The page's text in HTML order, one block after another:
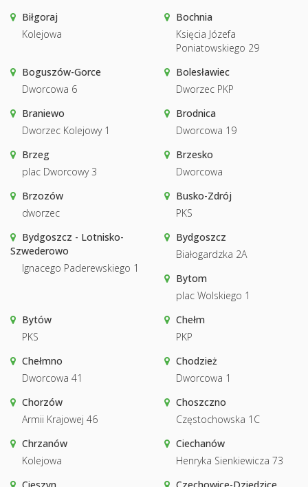
Biłgoraj
Kolejowa
Bochnia
Księcia Józefa
Poniatowskiego 29
Boguszów-Gorce
Dworcowa 6
Bolesławiec
Dworzec PKP
Braniewo
Dworzec Kolejowy 1
Brodnica
Dworcowa 19
Brzeg
plac Dworcowy 3
Brzesko
Dworcowa
Brzozów
dworzec
Busko-Zdrój
PKS
Bydgoszcz - Lotnisko-
Szwederowo
Ignacego Paderewskiego 1
Bydgoszcz
Białogardzka 2A
Bytom
plac Wolskiego 1
Bytów
PKS
Chełm
PKP
Chełmno
Dworcowa 41
Chodzież
Dworcowa 1
Chorzów
Armii Krajowej 46
Choszczno
Częstochowska 1C
Chrzanów
Kolejowa
Ciechanów
Henryka Sienkiewicza 73
Cieszyn
Czechowice-Dziedzice